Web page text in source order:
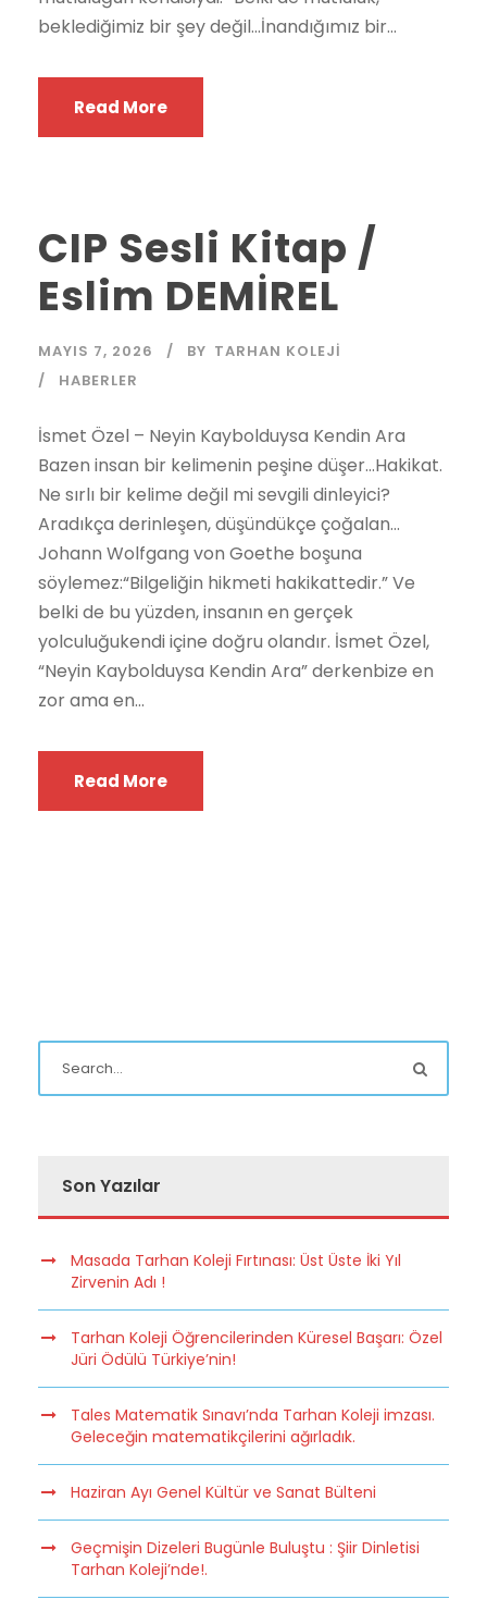
beklediğimiz bir şey değil…İnandığımız bir...
Read More
CIP Sesli Kitap /
Eslim DEMİREL
MAYIS 7, 2026 BY TARHAN KOLEJI
HABERLER
İsmet Özel – Neyin Kaybolduysa Kendin Ara
Bazen insan bir kelimenin peşine düşer…Hakikat.
Ne sırlı bir kelime değil mi sevgili dinleyici?
Aradıkça derinleşen, düşündükçe çoğalan…
Johann Wolfgang von Goethe boşuna
söylemez:“Bilgeliğin hikmeti hakikattedir.” Ve
belki de bu yüzden, insanın en gerçek
yolculuğukendi içine doğru olandır. İsmet Özel,
“Neyin Kaybolduysa Kendin Ara” derkenbize en
zor ama en...
Read More
Son Yazılar
Masada Tarhan Koleji Fırtınası: Üst Üste İki Yıl
Zirvenin Adı !
Tarhan Koleji Öğrencilerinden Küresel Başarı: Özel
Jüri Ödülü Türkiye’nin!
Tales Matematik Sınavı’nda Tarhan Koleji imzası.
Geleceğin matematikçilerini ağırladık.
Haziran Ayı Genel Kültür ve Sanat Bülteni
Geçmişin Dizeleri Bugünle Buluştu : Şiir Dinletisi
Tarhan Koleji’nde!.